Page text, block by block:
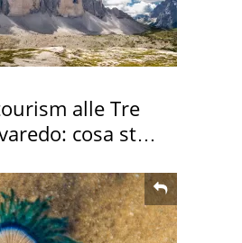
alle Tre
cosa sta